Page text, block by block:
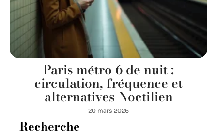
Paris métro 6 de nuit :
circulation, fréquence et
alternatives Noctilien
20 mars 2026
Recherche